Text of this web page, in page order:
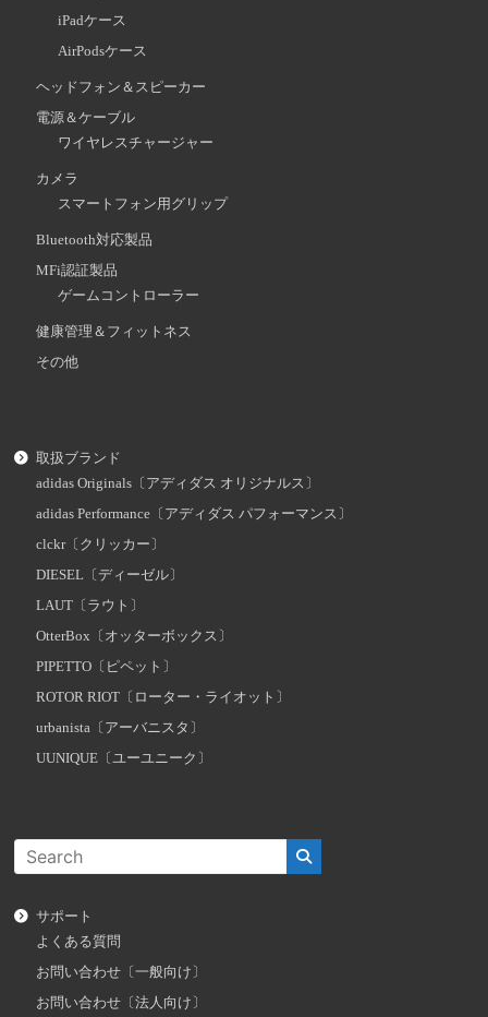
iPadケース
AirPodsケース
ヘッドフォン＆スピーカー
電源＆ケーブル
ワイヤレスチャージャー
カメラ
スマートフォン用グリップ
Bluetooth対応製品
MFi認証製品
ゲームコントローラー
健康管理＆フィットネス
その他
取扱ブランド
adidas Originals〔アディダス オリジナルス〕
adidas Performance〔アディダス パフォーマンス〕
clckr〔クリッカー〕
DIESEL〔ディーゼル〕
LAUT〔ラウト〕
OtterBox〔オッターボックス〕
PIPETTO〔ピペット〕
ROTOR RIOT〔ローター・ライオット〕
urbanista〔アーバニスタ〕
UUNIQUE〔ユーユニーク〕
サポート
よくある質問
お問い合わせ〔一般向け〕
お問い合わせ〔法人向け〕